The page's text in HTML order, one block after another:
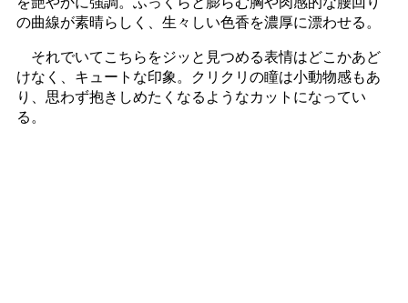
の曲線が素晴らしく、生々しい色香を濃厚に漂わせる。
それでいてこちらをジッと見つめる表情はどこかあど
けなく、キュートな印象。クリクリの瞳は小動物感もあ
り、思わず抱きしめたくなるようなカットになってい
る。